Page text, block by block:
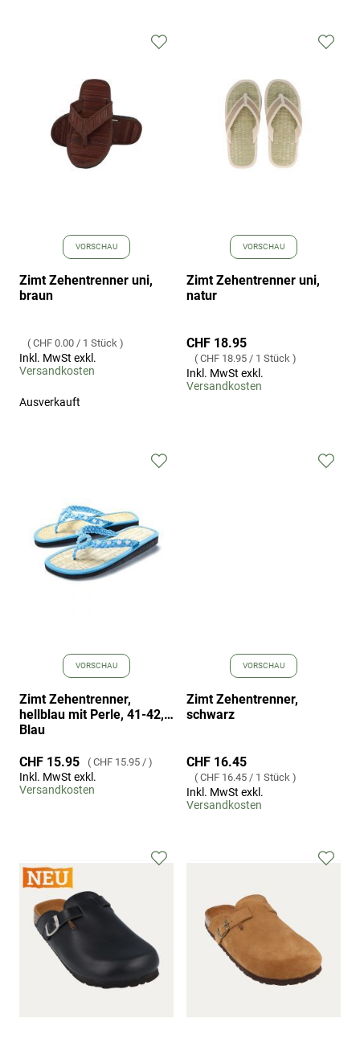
VORSCHAU
Zimt Zehentrenner uni,
braun
CHF 0.00 / 1 Stück
Inkl. MwSt exkl.
Versandkosten
Ausverkauft
Zur
hinzufügen
VORSCHAU
Zimt Zehentrenner uni,
natur
CHF 18.95
CHF 18.95 / 1 Stück
Inkl. MwSt exkl.
Versandkosten
Zur
VORSCHAU
Zimt Zehentrenner,
hellblau mit Perle, 41-42,
Blau
CHF 15.95 CHF 15.95 /
Inkl. MwSt exkl.
Versandkosten
Zur
VORSCHAU
Zimt Zehentrenner,
schwarz
CHF 16.45
CHF 16.45 / 1 Stück
Inkl. MwSt exkl.
Versandkosten
Zur
Zur
hinzufügen
Zur